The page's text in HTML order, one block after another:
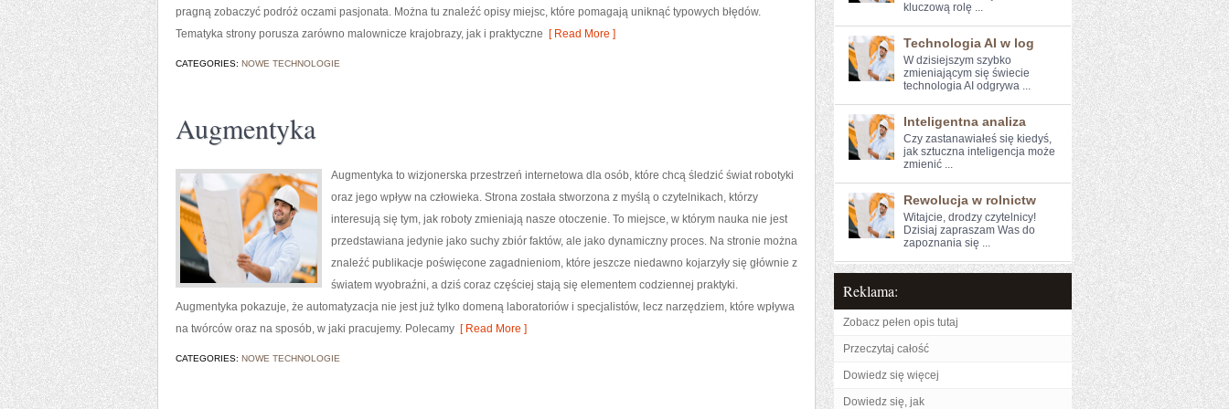
pragną zobaczyć podróż oczami pasjonata. Można tu znaleźć opisy miejsc, które pomagają uniknąć typowych błędów.
Tematyka strony porusza zarówno malownicze krajobrazy, jak i praktyczne [ Read More ]
CATEGORIES: NOWE TECHNOLOGIE
Augmentyka
Augmentyka to wizjonerska przestrzeń internetowa dla osób, które chcą śledzić świat robotyki
oraz jego wpływ na człowieka. Strona została stworzona z myślą o czytelnikach, którzy
interesują się tym, jak roboty zmieniają nasze otoczenie. To miejsce, w którym nauka nie jest
przedstawiana jedynie jako suchy zbiór faktów, ale jako dynamiczny proces. Na stronie można
znaleźć publikacje poświęcone zagadnieniom, które jeszcze niedawno kojarzyły się głównie z
światem wyobraźni, a dziś coraz częściej stają się elementem codziennej praktyki.
Augmentyka pokazuje, że automatyzacja nie jest już tylko domeną laboratoriów i specjalistów, lecz narzędziem, które wpływa
na twórców oraz na sposób, w jaki pracujemy. Polecamy [ Read More ]
CATEGORIES: NOWE TECHNOLOGIE
kluczową rolę ...
Technologia AI w log
W dzisiejszym szybko
zmieniającym ​się świecie
technologia AI‌ odgrywa ...
Inteligentna analiza
Czy zastanawiałeś⁤ się kiedyś,‌
jak sztuczna inteligencja może
zmienić ...
Rewolucja w rolnictw
Witajcie, drodzy czytelnicy!⁤
Dzisiaj⁣ zapraszam Was do
zapoznania się ...
Reklama:
Zobacz pełen opis tutaj
Przeczytaj całość
Dowiedz się więcej
Dowiedz się, jak